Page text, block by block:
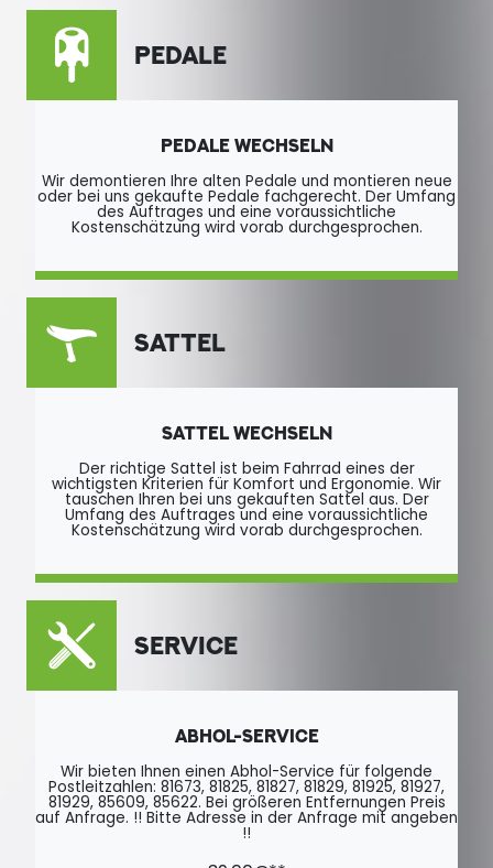
PEDALE
PEDALE WECHSELN
Wir demontieren Ihre alten Pedale und montieren neue
oder bei uns gekaufte Pedale fachgerecht. Der Umfang
des Auftrages und eine voraussichtliche
Kostenschätzung wird vorab durchgesprochen.
SATTEL
SATTEL WECHSELN
Der richtige Sattel ist beim Fahrrad eines der
wichtigsten Kriterien für Komfort und Ergonomie. Wir
tauschen Ihren bei uns gekauften Sattel aus. Der
Umfang des Auftrages und eine voraussichtliche
Kostenschätzung wird vorab durchgesprochen.
SERVICE
ABHOL-SERVICE
Wir bieten Ihnen einen Abhol-Service für folgende
Postleitzahlen: 81673, 81825, 81827, 81829, 81925, 81927,
81929, 85609, 85622. Bei größeren Entfernungen Preis
auf Anfrage. !! Bitte Adresse in der Anfrage mit angeben
!!